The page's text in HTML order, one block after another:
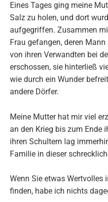
Eines Tages ging meine
Salz zu holen, und dort
aufgegriffen. Zusammen
Frau gefangen, deren
von ihren Verwandten bei
erschossen, sie hinterließ
wie durch ein Wunder
andere Dörfer.
Meine Mutter hat mir viel
an den Krieg bis zum Ende
ihren Schultern lag
Familie in dieser
Wenn Sie etwas Wertvolles
finden, habe ich nichts